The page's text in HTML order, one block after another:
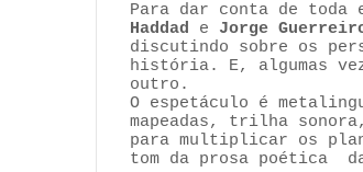
Para dar conta de toda
Haddad e Jorge
discutindo sobre os
história. E, algumas
outro.
O espetáculo é
mapeadas, trilha
para multiplicar os
tom da prosa poética